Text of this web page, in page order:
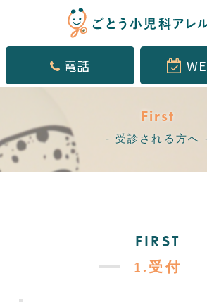
電話
First
受診される方へ
FIRST
1.受付